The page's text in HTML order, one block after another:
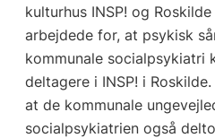
kulturhus INSP! og
arbejdede for, at psykisk
kommunale socialpsykiatri
deltagere i INSP! i
at de kommunale
socialpsykiatrien også